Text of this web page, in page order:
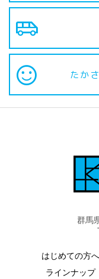
airport_shuttle
sentiment_satisfied たか
群馬
はじめての方へ
ラインナップ